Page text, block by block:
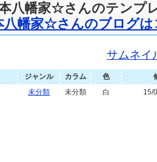
八幡家☆さんのテンプ
幡家☆さんのブログは
サムネイ
ジャンル カラム 色
未分類 未分類 白 15/